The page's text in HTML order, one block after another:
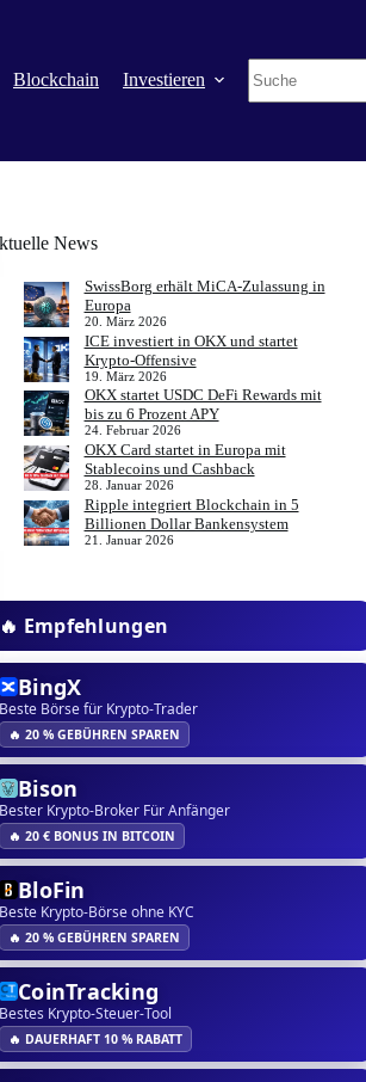
Blockchain Investieren Mehr
Ergebnisse
News
SwissBorg erhält MiCA-Zulassung in
Europa
20. März 2026
ICE investiert in OKX und startet
Krypto-Offensive
19. März 2026
OKX startet USDC DeFi Rewards mit
bis zu 6 Prozent APY
24. Februar 2026
OKX Card startet in Europa mit
Stablecoins und Cashback
28. Januar 2026
Ripple integriert Blockchain in 5
Billionen Dollar Bankensystem
21. Januar 2026
🔥 Empfehlungen
BingX
Beste Börse für Krypto-Trader
🔥 20 % GEBÜHREN SPAREN
Bison
Bester Krypto-Broker Für Anfänger
🔥 20 € BONUS IN BITCOIN
BloFin
Beste Krypto-Börse ohne KYC
🔥 20 % GEBÜHREN SPAREN
CoinTracking
Bestes Krypto-Steuer-Tool
🔥 DAUERHAFT 10 % RABATT